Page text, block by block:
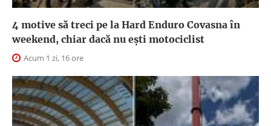
4 motive să treci pe la Hard Enduro Covasna în
weekend, chiar dacă nu ești motociclist
Acum 1 zi, 16 ore